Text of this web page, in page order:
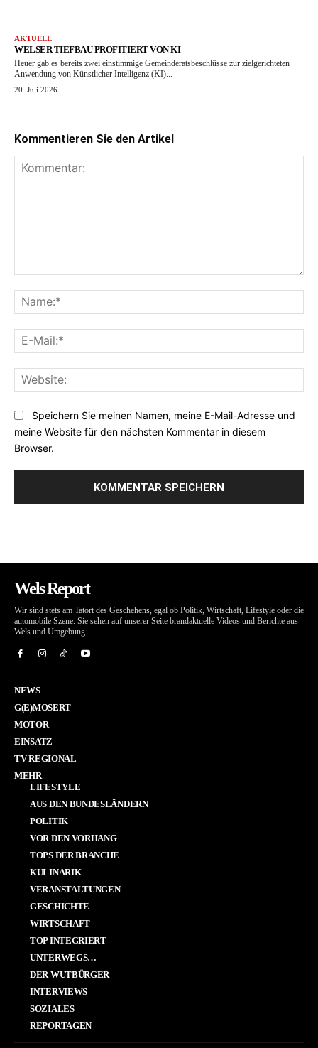
AKTUELL
WELSER TIEFBAU PROFITIERT VON KI
Heuer gab es bereits zwei einstimmige Gemeinderatsbeschlüsse zur zielgerichteten
Anwendung von Künstlicher Intelligenz (KI)...
20. Juli 2026
Kommentieren Sie den Artikel
Speichern Sie meinen Namen, meine E-Mail-Adresse und
meine Website für den nächsten Kommentar in diesem
Browser.
Wels Report
Wir sind stets am Tatort des Geschehens, egal ob Politik, Wirtschaft, Lifestyle oder die
automobile Szene. Sie sehen auf unserer Seite brandaktuelle Videos und Berichte aus
Wels und Umgebung.
NEWS
G(E)MOSERT
MOTOR
EINSATZ
TV REGIONAL
MEHR
LIFESTYLE
AUS DEN BUNDESLÄNDERN
POLITIK
VOR DEN VORHANG
TOPS DER BRANCHE
KULINARIK
VERANSTALTUNGEN
GESCHICHTE
WIRTSCHAFT
TOP INTEGRIERT
UNTERWEGS…
DER WUTBÜRGER
INTERVIEWS
SOZIALES
REPORTAGEN